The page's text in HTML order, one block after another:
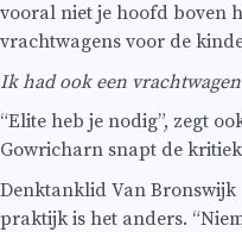
vooral niet je hoofd boven
vrachtwagens voor de
Ik had ook een
“Elite heb je nodig”, zegt
Gowricharn snapt de
Denktanklid Van Bronswijk
praktijk is het anders.